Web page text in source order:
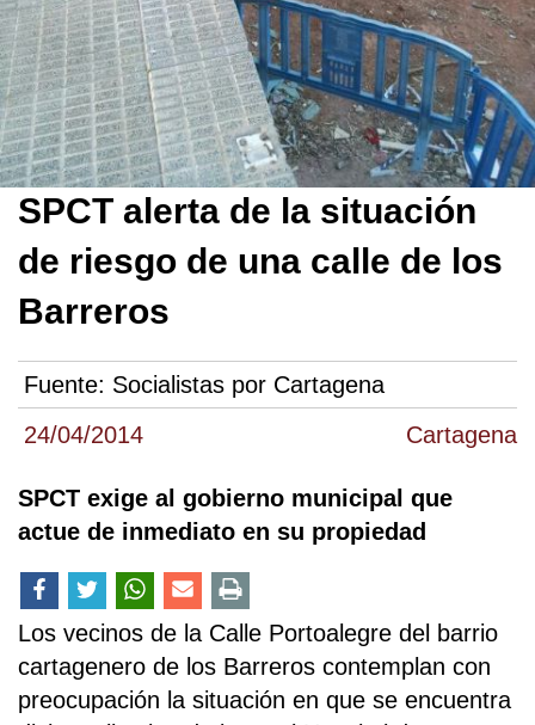
24/04/2014 Cartagena
SPCT alerta de la situación
de riesgo de una calle de los
Barreros
Fuente: Socialistas por Cartagena
SPCT exige al gobierno municipal que
actue de inmediato en su propiedad
Los vecinos de la Calle Portoalegre del barrio
cartagenero de los Barreros contemplan con
preocupación la situación en que se encuentra